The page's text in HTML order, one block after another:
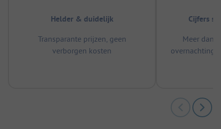
Helder & duidelijk
Transparante prijzen, geen
verborgen kosten
Cijfers
Meer dan